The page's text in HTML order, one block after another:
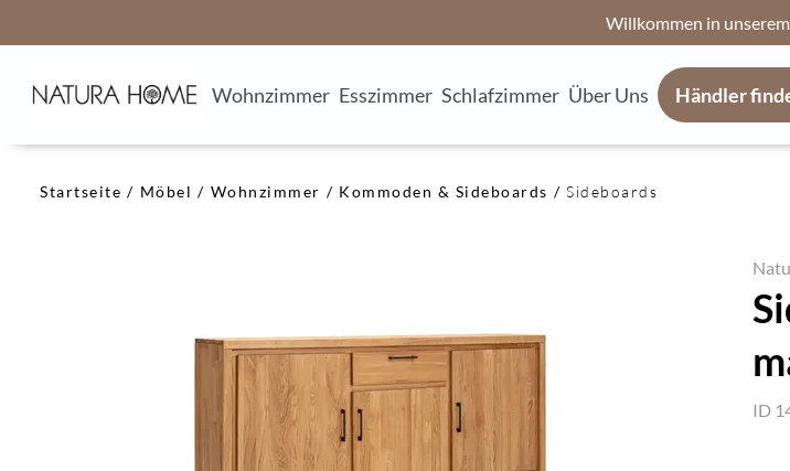
Willkommen in
Wohnzimmer Esszimmer Schlafzimmer Über Uns Händler
Startseite Möbel Wohnzimmer Kommoden & Sideboards Sideboards
ID